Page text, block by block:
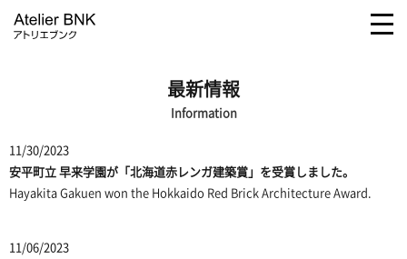
最新情報
Information
11/30/2023
安平町立 早来学園が「北海道赤レンガ建築賞」を受賞しました。
Hayakita Gakuen won the Hokkaido Red Brick Architecture Award.
11/06/2023